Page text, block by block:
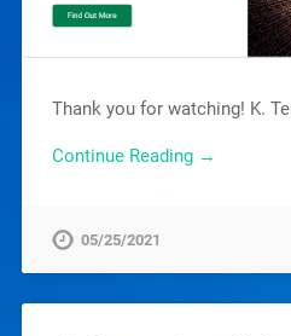
Thank you for watching! K.
Continue Reading →
05/25/2021